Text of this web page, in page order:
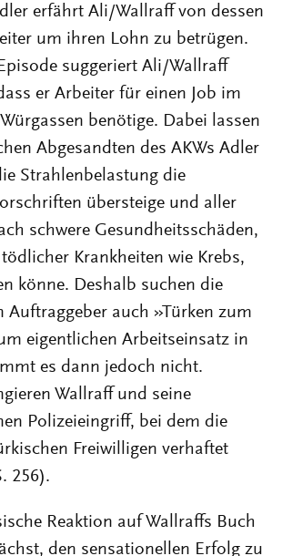
erfährt Ali/Wallraff von dessen
um ihren Lohn zu betrügen.
suggeriert Ali/Wallraff
er Arbeiter für einen Job im
benötige. Dabei lassen
Abgesandten des AKWs Adler
Strahlenbelastung die
übersteige und aller
schwere Gesundheitsschäden,
Krankheiten wie Krebs,
könne. Deshalb suchen die
Auftraggeber auch »Türken zum
eigentlichen Arbeitseinsatz in
es dann jedoch nicht.
Wallraff und seine
Polizeieingriff, bei dem die
Freiwilligen verhaftet
256).
Reaktion auf Wallraffs Buch
den sensationellen Erfolg zu